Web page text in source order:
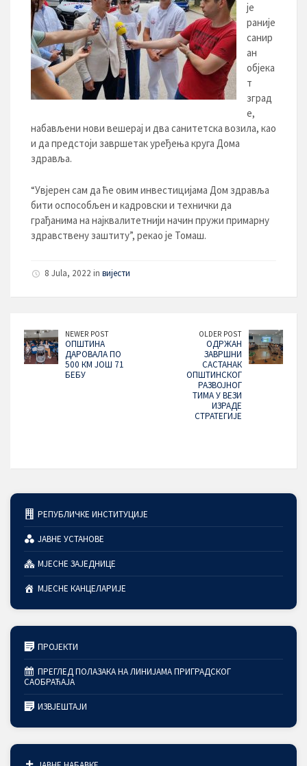
је
раније
санир
ан
објека
т
зград
е,
набављени нови вешерај и два санитетска возила, као
и да предстоји завршетак уређења круга Дома
здравља.
“Увјерен сам да ће овим инвестицијама Дом здравља
бити оспособљен и кадровски и технички да
грађанима на најквалитетнији начин пружи примарну
здравствену заштиту”, рекао је Томаш.
8 Jula, 2022 in вијести
NEWER POST
ОПШТИНА
ДАРОВАЛА ПО
500 КМ ЈОШ 71
БЕБУ
OLDER POST
ОДРЖАН
ЗАВРШНИ
САСТАНАК
ОПШТИНСКОГ
РАЗВОЈНОГ
ТИМА У ВЕЗИ
ИЗРАДЕ
СТРАТЕГИЈЕ
РЕПУБЛИЧКЕ ИНСТИТУЦИЈЕ
ЈАВНЕ УСТАНОВЕ
МЈЕСНЕ ЗАЈЕДНИЦЕ
МЈЕСНЕ КАНЦЕЛАРИЈЕ
ПРОЈЕКТИ
ПРЕГЛЕД ПОЛАЗАКА НА ЛИНИЈАМА ПРИГРАДСКОГ
САОБРАЋАЈА
ИЗВЈЕШТАЈИ